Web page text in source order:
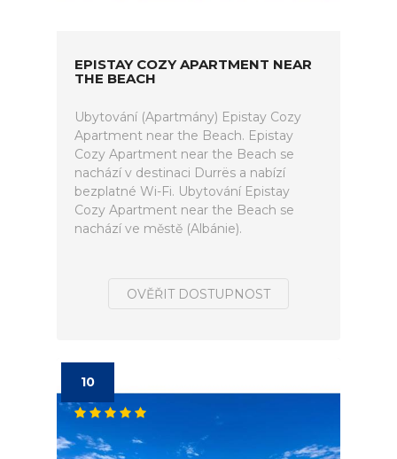
EPISTAY COZY APARTMENT NEAR
THE BEACH
Ubytování (Apartmány) Epistay Cozy
Apartment near the Beach. Epistay
Cozy Apartment near the Beach se
nachází v destinaci Durrës a nabízí
bezplatné Wi-Fi. Ubytování Epistay
Cozy Apartment near the Beach se
nachází ve městě (Albánie).
OVĚŘIT DOSTUPNOST
10